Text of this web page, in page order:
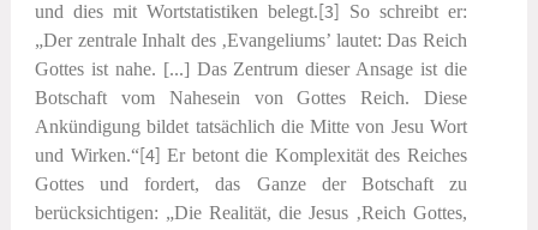
und dies mit Wortstatistiken belegt. [3]
So schreibt er:
„Der zentrale Inhalt des ‚Evangeliums’ lautet: Das Reich
Gottes ist nahe. [...] Das Zentrum dieser Ansage ist die
Botschaft vom Nahesein von Gottes Reich. Diese
Ankündigung bildet tatsächlich die Mitte von Jesu Wort
und Wirken.“[4] Er betont die Komplexität des Reiches
Gottes und fordert, das Ganze der Botschaft zu
berücksichtigen: „Die Realität, die Jesus ‚Reich Gottes,